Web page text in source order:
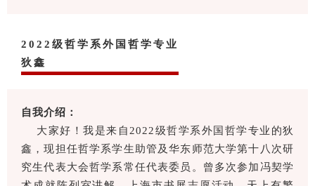
2022级哲学系外国哲学专业
狄鑫
自我介绍：
大家好！我是来自2022级哲学系外国哲学专业的狄
鑫，现担任哲学系学生助管及华东师范大学第十八次研
究生代表大会哲学系常任代表委员。曾多次参加冯契学